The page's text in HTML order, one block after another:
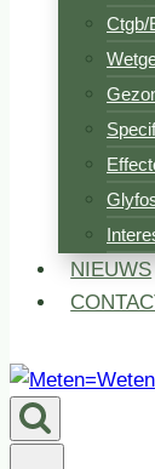
Ctgb/
NIEUWS